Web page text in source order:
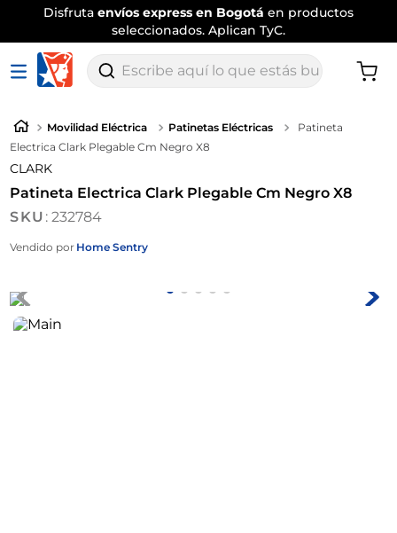
Disfruta envíos express en Bogotá en productos
seleccionados. Aplican TyC.
Escribe aquí lo que estás buscando
Movilidad Eléctrica Patinetas Eléctricas
Patineta
Electrica Clark Plegable Cm Negro X8
CLARK
Patineta Electrica Clark Plegable Cm Negro X8
:232784
Vendido por Home Sentry